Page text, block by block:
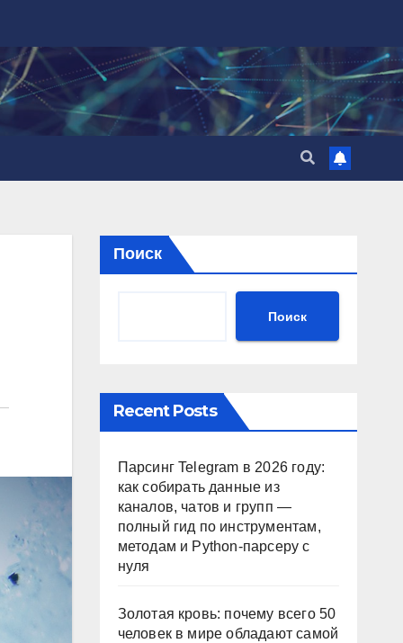
Поиск
Поиск
Recent Posts
Парсинг Telegram в 2026 году:
как собирать данные из
каналов, чатов и групп —
полный гид по инструментам,
методам и Python-парсеру с
нуля
Золотая кровь: почему всего 50
человек в мире обладают самой